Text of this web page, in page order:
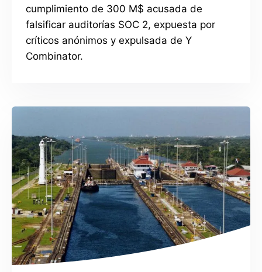
cumplimiento de 300 M$ acusada de
falsificar auditorías SOC 2, expuesta por
críticos anónimos y expulsada de Y
Combinator.